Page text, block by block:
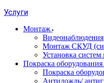
Услуги
Монтаж
Видеонаблюдения
Монтаж СКУД
Установка
Покраска оборудования
Покраска
Антидождь/